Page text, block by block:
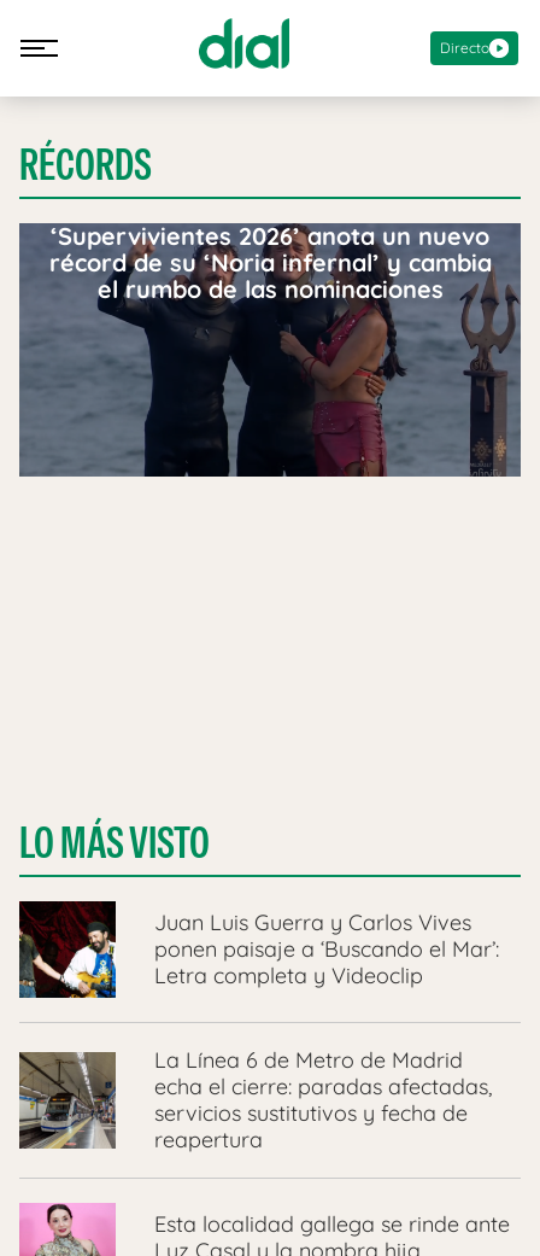
Directo
RÉCORDS
‘Supervivientes 2026’ anota un nuevo
récord de su ‘Noria infernal’ y cambia
el rumbo de las nominaciones
LO MÁS VISTO
Juan Luis Guerra y Carlos Vives
ponen paisaje a ‘Buscando el Mar’:
Letra completa y Videoclip
La Línea 6 de Metro de Madrid
echa el cierre: paradas afectadas,
servicios sustitutivos y fecha de
reapertura
Esta localidad gallega se rinde ante